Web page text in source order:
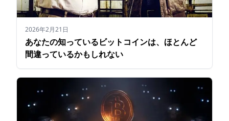
2026年2月21日
あなたの知っているビットコインは、ほとんど
間違っているかもしれない